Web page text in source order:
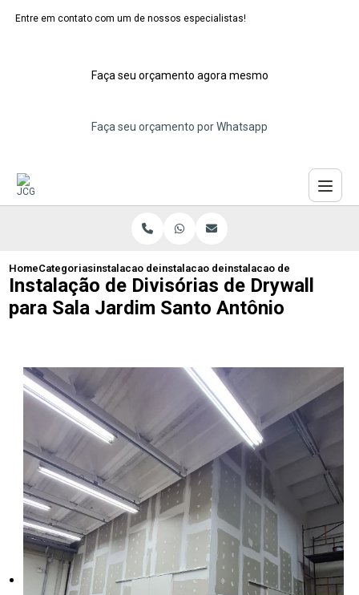
Entre em contato com um de nossos especialistas!
Faça seu orçamento agora mesmo
Faça seu orçamento por Whatsapp
HomeCategoriasinstalacao de divisorias de drywall
instalacao de divisoria de gesso drywall
instalacao de divisorias
Instalação de Divisórias de Drywall
para Sala Jardim Santo Antônio